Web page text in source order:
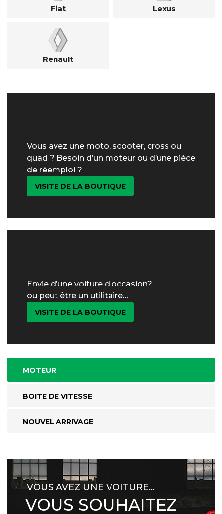
Fiat Lexus
Renault
Vous avez une moto, scooter, cross ou
quad ? Besoin d’un moteur ou d’une pièce
de réemploi ?
VISITE DE LA BOUTIQUE
Envie d’une voiture d’occasion?
ou peut être un utilitaire…
VISITE DE LA BOUTIQUE
MOTEUR
BOITE DE VITESSE
NOUVEL ARRIVAGE
VOUS AVEZ UNE VOITURE…
VOUS SOUHAITEZ